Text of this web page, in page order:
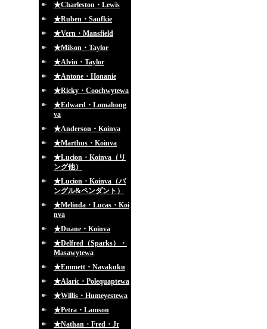
★Charleston・Lewis
★Ruben・Saufkie
★Vern・Mansfield
★Milson・Taylor
★Alvin・Taylor
★Antone・Honanie
★Ricky・Coochwytewa
★Edward・Lomahong
va
★Anderson・Koinva
★Marthus・Koinva
★Lucion・Koinva（リ
ング他）
★Lucion・Koinva（バ
ングル&ペンダント）
★Melinda・Lucas・Koi
nva
★Duane・Koinva
★Delfred（Sparks）・
Masawytewa
★Emmett・Navakuku
★Alaric・Polequaptewa
★Willis・Humeyestewa
★Petra・Lamson
★Nathan・Fred・Jr